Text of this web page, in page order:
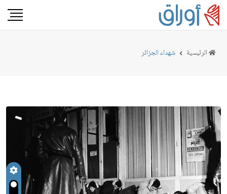
الرئيسية شهداء الجزائر